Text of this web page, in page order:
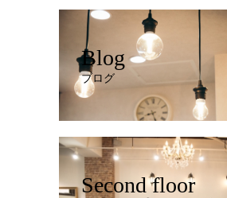
Blog
ブログ
Second floor